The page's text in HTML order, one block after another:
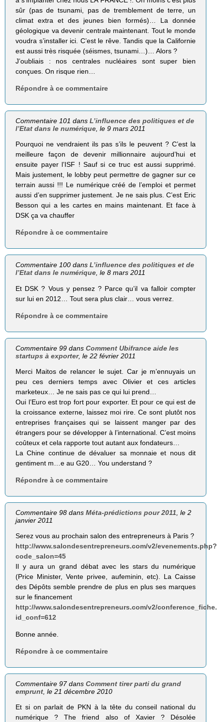
sûr (pas de tsunami, pas de tremblement de terre, un
climat extra et des jeunes bien formés)… La donnée
géologique va devenir centrale maintenant. Tout le monde
voudra s’installer ici. C’est le rêve. Tandis que la Californie
est aussi très risquée (séismes, tsunami…)… Alors ?
J’oubliais : nos centrales nucléaires sont super bien
conçues. On risque rien…
Répondre à ce commentaire
Commentaire 101 dansL’influence des politiques et de
l’Etat dans le numérique, le 9 mars 2011
Pourquoi ne vendraient ils pas s’ils le peuvent ? C’est la
meilleure façon de devenir millionnaire aujourd’hui et
ensuite payer l’ISF ! Sauf si ce truc est aussi supprimé.
Mais justement, le lobby peut permettre de gagner sur ce
terrain aussi !!! Le numérique créé de l’emploi et permet
aussi d’en supprimer justement. Je ne sais plus. C’est Eric
Besson qui a les cartes en mains maintenant. Et face à
DSK ça va chauffer
Répondre à ce commentaire
Commentaire 100 dansL’influence des politiques et de
l’Etat dans le numérique, le 8 mars 2011
Et DSK ? Vous y pensez ? Parce qu’il va falloir compter
sur lui en 2012… Tout sera plus clair… vous verrez.
Répondre à ce commentaire
Commentaire 99 dansComment Ubifrance aide les
startups à exporter, le 22 février 2011
Merci Maitos de relancer le sujet. Car je m’ennuyais un
peu ces derniers temps avec Olivier et ces articles
marketeux… Je ne sais pas ce qui lui prend…
Oui l’Euro est trop fort pour exporter. Et pour ce qui est de
la croissance externe, laissez moi rire. Ce sont plutôt nos
entreprises françaises qui se laissent manger par des
étrangers pour se développer à l’international. C’est moins
coûteux et cela rapporte tout autant aux fondateurs…
La Chine continue de dévaluer sa monnaie et nous dit
gentiment m…e au G20… You understand ?
Répondre à ce commentaire
Commentaire 98 dansMéta-prédictions pour 2011 , le 2
janvier 2011
Serez vous au prochain salon des entrepreneurs à Paris ?
http://www.salondesentrepreneurs.com/v2/evenements.php?
code_salon=45
Il y aura un grand débat avec les stars du numérique
(Price Minister, Vente privee, aufeminin, etc). La Caisse
des Dépôts semble prendre de plus en plus ses marques
sur le financement
http://www.salondesentrepreneurs.com/v2/
id_conf=612
Bonne année.
Répondre à ce commentaire
Commentaire 97 dansComment tirer parti du grand
emprunt, le 21 décembre 2010
Et si on parlait de PKN à la tête du conseil national du
numérique ? The friend also of Xavier ? Désolée